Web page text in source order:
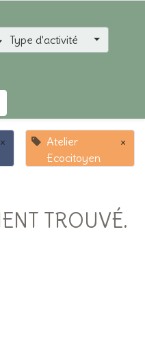
Type d'activité
×
Atelier
Ecocitoyen
×
TROUVÉ.